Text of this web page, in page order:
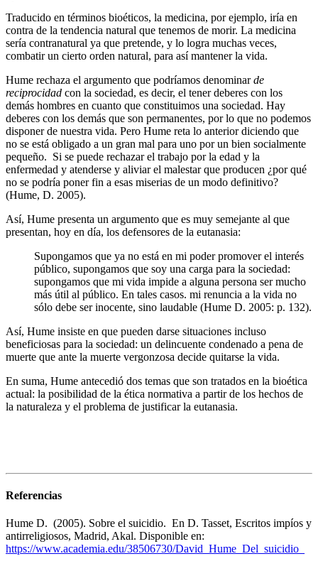
Traducido en términos bioéticos, la medicina, por ejemplo, iría en
contra de la tendencia natural que tenemos de morir. La medicina
sería contranatural ya que pretende, y lo logra muchas veces,
combatir un cierto orden natural, para así mantener la vida.
Hume rechaza el argumento que podríamos denominarde
reciprocidad con la sociedad, es decir, el tener deberes con los
demás hombres en cuanto que constituimos una sociedad. Hay
deberes con los demás que son permanentes, por lo que no podemos
disponer de nuestra vida. Pero Hume reta lo anterior diciendo que
no se está obligado a un gran mal para uno por un bien socialmente
pequeño. Si se puede rechazar el trabajo por la edad y la
enfermedad y atenderse y aliviar el malestar que producen ¿por qué
no se podría poner fin a esas miserias de un modo definitivo?
(Hume, D. 2005).
Así, Hume presenta un argumento que es muy semejante al que
presentan, hoy en día, los defensores de la eutanasia:
Supongamos que ya no está en mi poder promover el interés
público, supongamos que soy una carga para la sociedad:
supongamos que mi vida impide a alguna persona ser mucho
más útil al público. En tales casos. mi renuncia a la vida no
sólo debe ser inocente, sino laudable (Hume D. 2005: p. 132).
Así, Hume insiste en que pueden darse situaciones incluso
beneficiosas para la sociedad: un delincuente condenado a pena de
muerte que ante la muerte vergonzosa decide quitarse la vida.
En suma, Hume antecedió dos temas que son tratados en la bioética
actual: la posibilidad de la ética normativa a partir de los hechos de
la naturaleza y el problema de justificar la eutanasia.
Referencias
Hume D. (2005). Sobre el suicidio. En D. Tasset, Escritos impíos y
antirreligiosos, Madrid, Akal. Disponible en:
https://www.academia.edu/38506730/David_Hume_Del_suicidio_